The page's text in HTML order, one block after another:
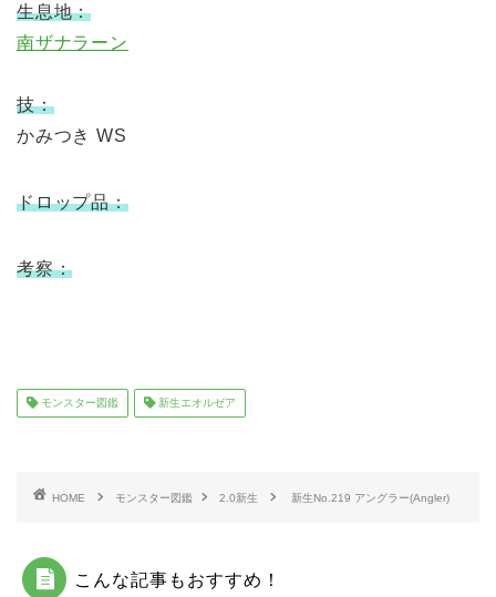
生息地：
南ザナラーン
技：
かみつき WS
ドロップ品：
考察：
モンスター図鑑 新生エオルゼア
HOME モンスター図鑑 2.0新生 新生No.219 アングラー(Angler)
こんな記事もおすすめ！